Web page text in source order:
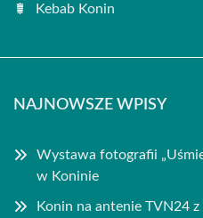
Kebab Konin
NAJNOWSZE WPISY
Wystawa fotografii
w Koninie
Konin na antenie TVN24